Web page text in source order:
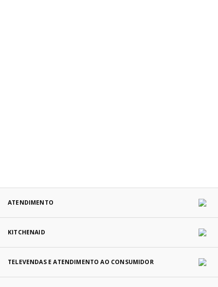
ATENDIMENTO
KITCHENAID
TELEVENDAS E ATENDIMENTO AO CONSUMIDOR